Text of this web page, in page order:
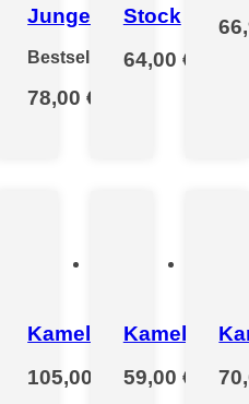
Junge
Bestseller
78,00 €
Stock
64,00 €
Kamel
105,00 €
59,00 €